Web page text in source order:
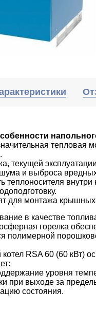
тепловая
текущей
и выброса
теплоносителя
для монтажа крышных
в качестве
горелка
полимерной
RSA 60 (60 кВт)
уровня
при выходе за
состояния.